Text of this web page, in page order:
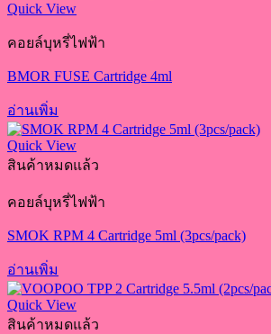
Quick View
คอยล์บุหรี่ไฟฟ้า
BMOR FUSE Cartridge 4ml
อ่านเพิ่ม
Quick View
สินค้าหมดแล้ว
คอยล์บุหรี่ไฟฟ้า
SMOK RPM 4 Cartridge 5ml (3pcs/pack)
อ่านเพิ่ม
Quick View
สินค้าหมดแล้ว